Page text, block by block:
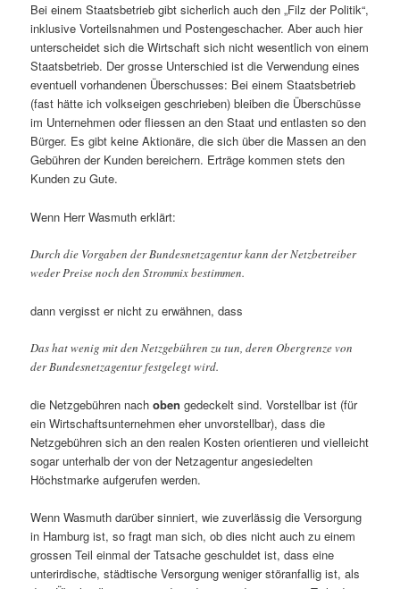
Bei einem Staatsbetrieb gibt sicherlich auch den „Filz der Politik“,
inklusive Vorteilsnahmen und Postengeschacher. Aber auch hier
unterscheidet sich die Wirtschaft sich nicht wesentlich von einem
Staatsbetrieb. Der grosse Unterschied ist die Verwendung eines
eventuell vorhandenen Überschusses: Bei einem Staatsbetrieb
(fast hätte ich volkseigen geschrieben) bleiben die Überschüsse
im Unternehmen oder fliessen an den Staat und entlasten so den
Bürger. Es gibt keine Aktionäre, die sich über die Massen an den
Gebühren der Kunden bereichern. Erträge kommen stets den
Kunden zu Gute.
Wenn Herr Wasmuth erklärt:
Durch die Vorgaben der Bundesnetzagentur kann der Netzbetreiber
weder Preise noch den Strommix bestimmen.
dann vergisst er nicht zu erwähnen, dass
Das hat wenig mit den Netzgebühren zu tun, deren Obergrenze von
der Bundesnetzagentur festgelegt wird.
die Netzgebühren nachoben gedeckelt sind. Vorstellbar ist (für
ein Wirtschaftsunternehmen eher unvorstellbar), dass die
Netzgebühren sich an den realen Kosten orientieren und vielleicht
sogar unterhalb der von der Netzagentur angesiedelten
Höchstmarke aufgerufen werden.
Wenn Wasmuth darüber sinniert, wie zuverlässig die Versorgung
in Hamburg ist, so fragt man sich, ob dies nicht auch zu einem
grossen Teil einmal der Tatsache geschuldet ist, dass eine
unterirdische, städtische Versorgung weniger störanfallig ist, als